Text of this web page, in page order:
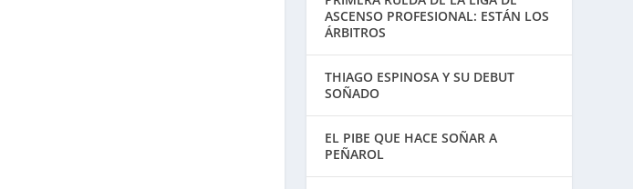
ASCENSO PROFESIONAL: ESTÁN LOS
ÁRBITROS
THIAGO ESPINOSA Y SU DEBUT
SOÑADO
EL PIBE QUE HACE SOÑAR A
PEÑAROL